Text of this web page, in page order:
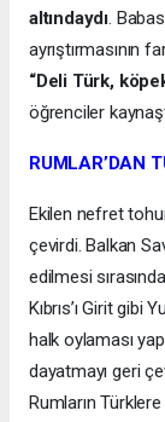
altındaydı.
ayrıştırmasının
“Deli Türk,
öğrenciler
RUMLAR’DAN
Ekilen nefret
çevirdi. Balkan
edilmesi
Kıbrıs’ı Girit gibi
halk oylaması
dayatmayı geri
Rumların Türklere